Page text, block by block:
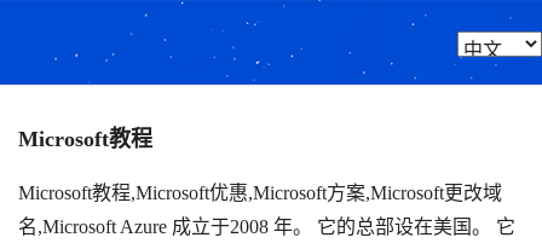
Microsoft教程
Microsoft教程,Microsoft优惠,Microsoft方案,Microsoft更改域
名,Microsoft Azure 成立于2008 年。 它的总部设在美国。 它